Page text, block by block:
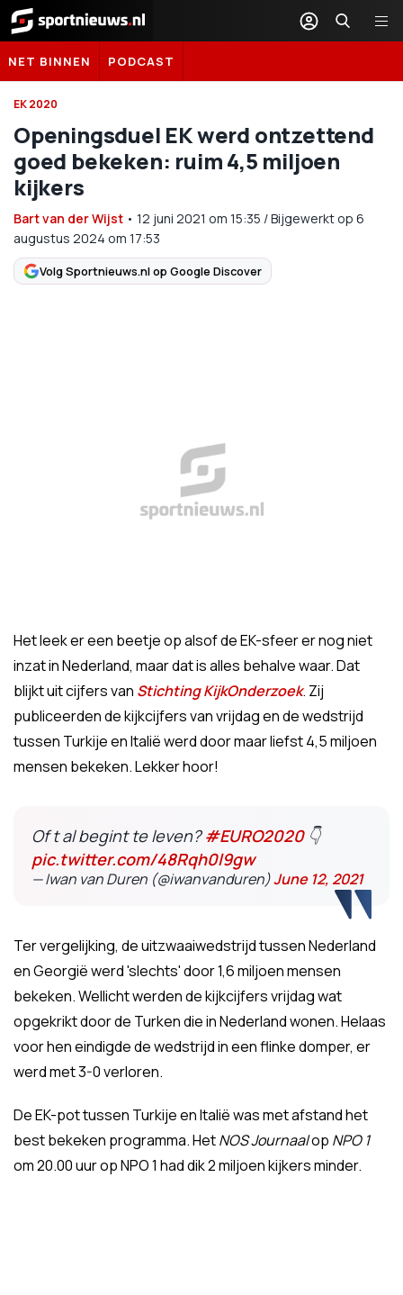
Sportnieuws.nl
NET BINNEN PODCAST
EK 2020
Openingsduel EK werd ontzettend
goed bekeken: ruim 4,5 miljoen
kijkers
Bart van der Wijst • 12 juni 2021 om 15:35 /Bijgewerkt op 6
augustus 2024 om 17:53
Volg Sportnieuws.nl op Google Discover
Het leek er een beetje op alsof de EK-sfeer er nog niet
inzat in Nederland, maar dat is alles behalve waar. Dat
blijkt uit cijfers van Stichting KijkOnderzoek. Zij
publiceerden de kijkcijfers van vrijdag en de wedstrijd
tussen Turkije en Italië werd door maar liefst 4,5 miljoen
mensen bekeken. Lekker hoor!
Of t al begint te leven?#EURO2020👇
pic.twitter.com/48Rqh0l9gw
— Iwan van Duren (@iwanvanduren)June 12, 2021
Ter vergelijking, de uitzwaaiwedstrijd tussen Nederland
en Georgië werd 'slechts' door 1,6 miljoen mensen
bekeken. Wellicht werden de kijkcijfers vrijdag wat
opgekrikt door de Turken die in Nederland wonen. Helaas
voor hen eindigde de wedstrijd in een flinke domper, er
werd met 3-0 verloren.
De EK-pot tussen Turkije en Italië was met afstand het
best bekeken programma. HetNOS Journaalop NPO 1
om 20.00 uur op NPO 1 had dik 2 miljoen kijkers minder.